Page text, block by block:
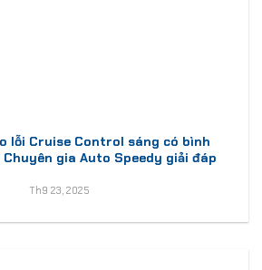
lỗi Cruise Control sáng có bình
gia Auto Speedy giải đáp
Th9 23, 2025